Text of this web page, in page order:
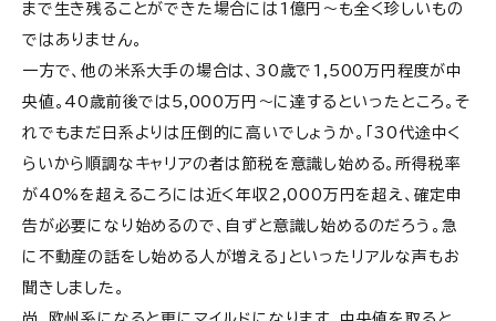
まで生き残ることができた場合には1億円〜も全く珍しいもの
ではありません。
一方で、他の米系大手の場合は、30歳で1,500万円程度が中
央値。40歳前後では5,000万円〜に達するといったところ。そ
れでもまだ日系よりは圧倒的に高いでしょうか。「30代途中く
らいから順調なキャリアの者は節税を意識し始める。所得税率
が40%を超えるころには近く年収2,000万円を超え、確定申
告が必要になり始めるので、自ずと意識し始めるのだろう。急
に不動産の話をし始める人が増える」といったリアルな声もお
聞きしました。